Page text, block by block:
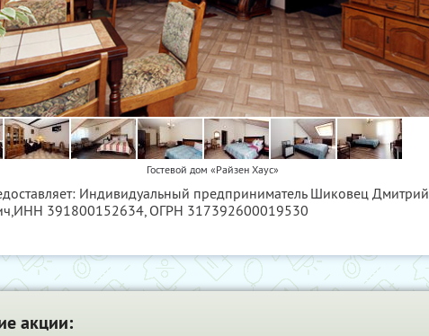
Гостевой дом «Райзен Хаус»
Индивидуальный предприниматель Шиковец Дмитрий
ИНН 391800152634, ОГРН 317392600019530
акции: